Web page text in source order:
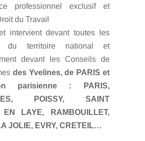
professionnel exclusif et
du Travail
intervient devant toutes les
du territoire national et
devant les Conseils de
des Yvelines, de PARIS et
parisienne : PARIS,
POISSY, SAINT
EN LAYE, RAMBOUILLET,
JOLIE, EVRY, CRETEIL…